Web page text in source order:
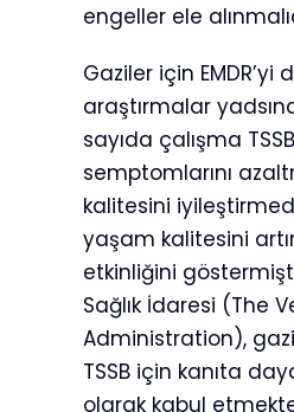
engeller ele
Gaziler için EMDR’yi
araştırmalar
sayıda çalışma TSSB
semptomlarını
kalitesini
yaşam kalitesini
etkinliğini
Sağlık İdaresi (The
Administration),
TSSB için kanıta
olarak kabul